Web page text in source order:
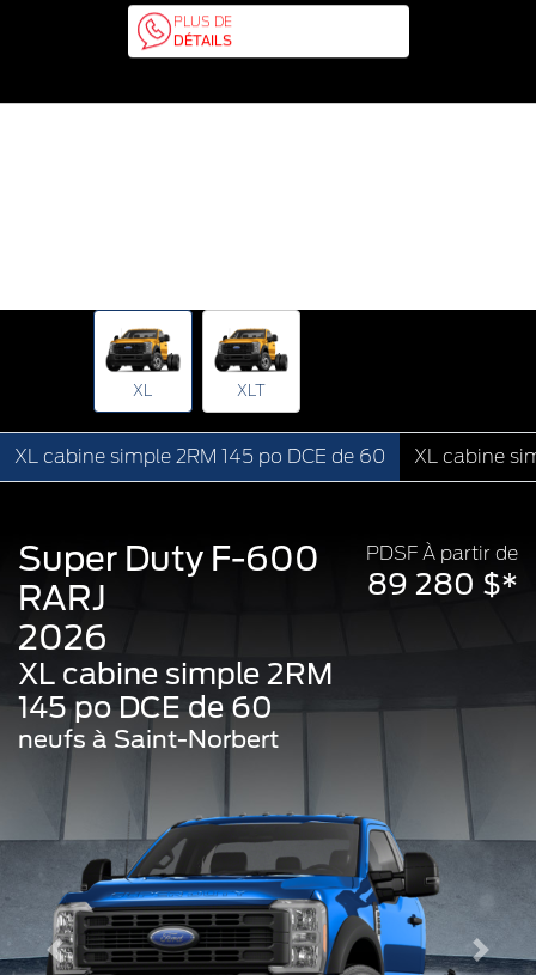
PLUS DE
DÉTAILS
XL XLT
XL cabine simple 2RM 145 po DCE de 60 XL cabine
PDSF À partir de
89 280 $*
Super Duty F-600
RARJ
2026
XL cabine simple 2RM
145 po DCE de 60
neufs à Saint-Norbert
Previous Next